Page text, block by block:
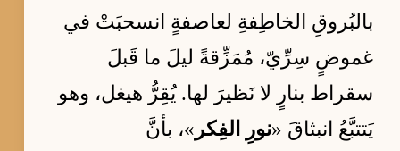
بالبُروقِ الخاطِفةِ لعاصفةٍ انسحبَتْ في
غموضٍ سِرِّيّ، مُمَزِّقةً ليلَ ما قَبلَ
سقراط بنارٍ لا نَظيرَ لها. يُقِرُّ هيغل، وهو
يَتتبَّعُ انبثاقَ «نورِ الفِكر »، بأنَّ